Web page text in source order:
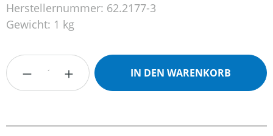
Herstellernummer: 62.2177-3
Gewicht: 1 kg
Produkt Anzahl: Gib den gewünschten
IN DEN WARENKORB